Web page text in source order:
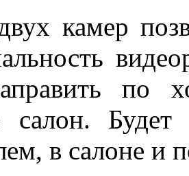
камер
по
Будет
в салоне и